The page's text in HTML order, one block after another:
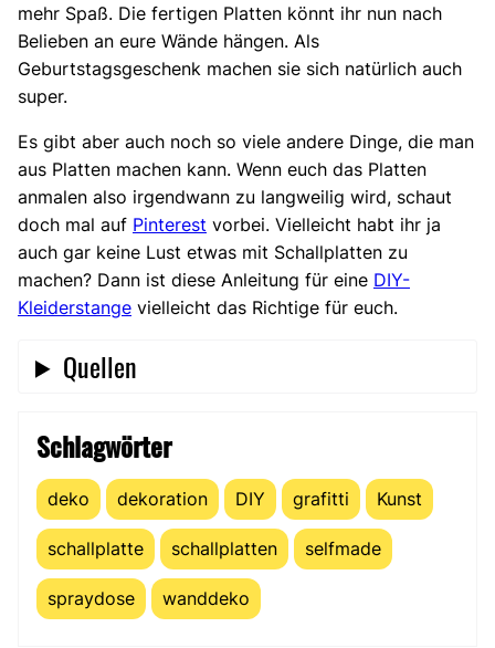
Logo und
Acrylbeschriftung
mehr Spaß. Die fertigen Platten könnt ihr nun nach
Belieben an eure Wände hängen. Als
Geburtstagsgeschenk machen sie sich natürlich auch
super.
Es gibt aber auch noch so viele andere Dinge, die man
aus Platten machen kann. Wenn euch das Platten
anmalen also irgendwann zu langweilig wird, schaut
doch mal auf Pinterest vorbei. Vielleicht habt ihr ja
auch gar keine Lust etwas mit Schallplatten zu
machen? Dann ist diese Anleitung für eine DIY-
Kleiderstange vielleicht das Richtige für euch.
Quellen
Schlagwörter
deko dekoration DIY grafitti Kunst
schallplatte schallplatten selfmade
spraydose wanddeko